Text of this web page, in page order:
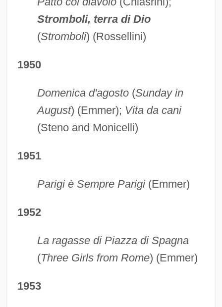
Stromboli, terra di Dio
(Stromboli) (Rossellini)
1950
Domenica d'agosto(Sunday in
August) (Emmer); Vita da cani
(Steno and Monicelli)
1951
Parigi è Sempre Parigi(Emmer)
1952
La ragasse di Piazza di Spagna
(Three Girls from Rome) (Emmer)
1953